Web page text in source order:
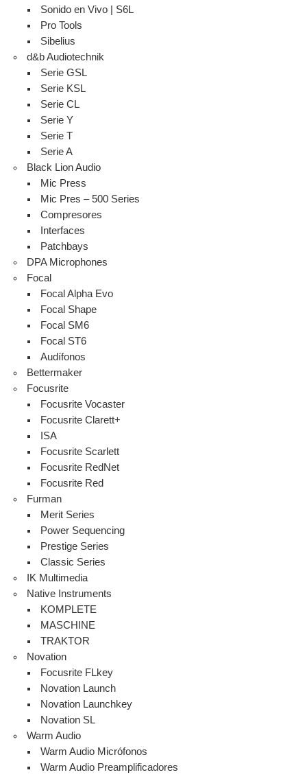
Sonido en Vivo | S6L
Pro Tools
Sibelius
d&b Audiotechnik
Serie GSL
Serie KSL
Serie CL
Serie Y
Serie T
Serie A
Black Lion Audio
Mic Press
Mic Pres – 500 Series
Compresores
Interfaces
Patchbays
DPA Microphones
Focal
Focal Alpha Evo
Focal Shape
Focal SM6
Focal ST6
Audífonos
Bettermaker
Focusrite
Focusrite Vocaster
Focusrite Clarett+
ISA
Focusrite Scarlett
Focusrite RedNet
Focusrite Red
Furman
Merit Series
Power Sequencing
Prestige Series
Classic Series
IK Multimedia
Native Instruments
KOMPLETE
MASCHINE
TRAKTOR
Novation
Focusrite FLkey
Novation Launch
Novation Launchkey
Novation SL
Warm Audio
Warm Audio Micrófonos
Warm Audio Preamplificadores